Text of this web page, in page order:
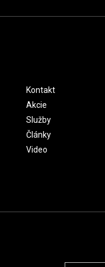
Kontakt
Akcie
Služby
Články
Video